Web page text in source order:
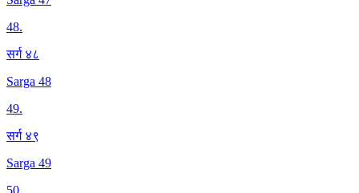
48.
सर्ग ४८
Sarga 48
49.
सर्ग ४९
Sarga 49